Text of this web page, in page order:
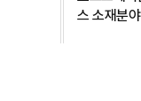
스 소재분